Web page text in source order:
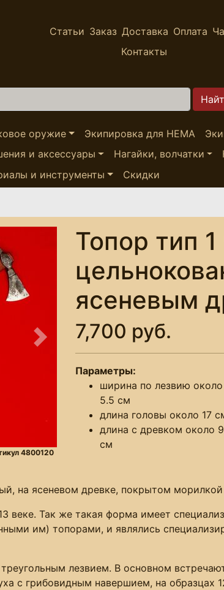
Статьи Заказ Доставка Оплата
Контакты
оружие Экипировка для HEMA
и аксессуары Нагайки, волчатки
и инструменты
Скидки
Следующее
4800120
Топор тип 1
ясеневым
7,700 руб.
Параметры:
ширина по лезвию около
5.5 см
длина головы около 17
длина с древком около
см
на ясеневом древке, покрытом
веке. Так же такая форма имеет
им) топорами, и являлись
лезвием. В основном
с грибовидным навершием, на образцах